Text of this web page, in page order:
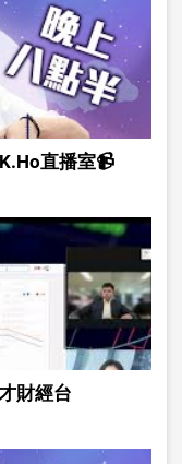
直播室📹
財經台